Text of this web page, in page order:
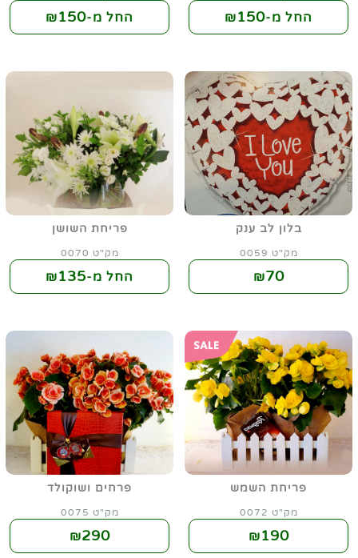
החל מ-₪150 החל מ-₪150
בלון לב ענק
מק"ט 0059
₪70
פריחת השושן
מק"ט 0070
החל מ-₪135
פריחת השמש
מק"ט 0072
₪190
פרחים ושוקולד
מק"ט 0075
₪290